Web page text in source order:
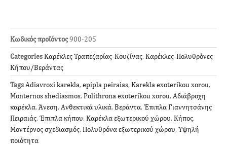
Κωδικός προϊόντος900-205
CategoriesΚαρέκλες Τραπεζαρίας-Κουζίνας,Καρέκλες-Πολυθρόνες
Κήπου/Βεράντας
Tags Adiavroxi karekla,epipla peiraias,Karekla exoterikou xorou,
Monternos shediasmos,Polithrona exoterikou xorou, Αδιάβροχη
καρέκλα,Άνεση, Ανθεκτικά υλικά,Βεράντα,Έπιπλα Γιαννητσάνης
Πειραιάς,Έπιπλα κήπου,Καρέκλα εξωτερικού χώρου,Κήπος,
Μοντέρνος σχεδιασμός,Πολυθρόνα εξωτερικού χώρου,Υψηλή
ποιότητα